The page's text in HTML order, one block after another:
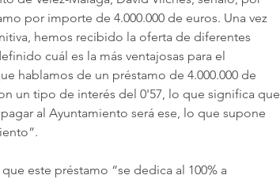
por importe de 4.000.000 de euros. Una vez
hemos recibido la oferta de diferentes
cuál es la más ventajosas para el
hablamos de un préstamo de 4.000.000 de
un tipo de interés del 0'57, lo que significa que
al Ayuntamiento será ese, lo que supone
este préstamo “se dedica al 100% a